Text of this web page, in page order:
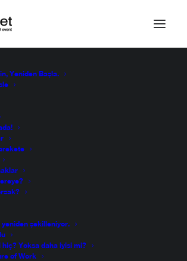
Yeniden Başla.
yeniden şekilleniyor.
hiç? Yoksa daha iyisi mi?
of Work